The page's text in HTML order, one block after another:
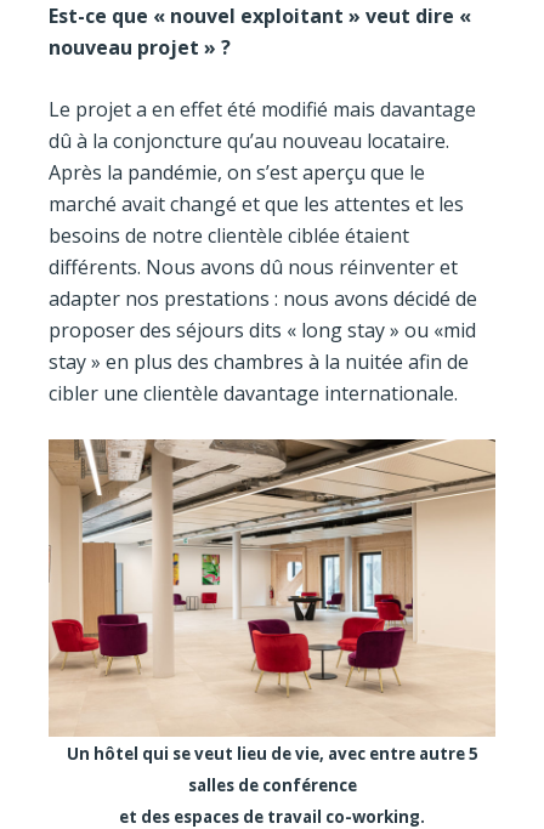
Est-ce que « nouvel exploitant » veut dire «
nouveau projet » ?
Le projet a en effet été modifié mais davantage
dû à la conjoncture qu’au nouveau locataire.
Après la pandémie, on s’est aperçu que le
marché avait changé et que les attentes et les
besoins de notre clientèle ciblée étaient
différents. Nous avons dû nous réinventer et
adapter nos prestations : nous avons décidé de
proposer des séjours dits « long stay » ou «mid
stay » en plus des chambres à la nuitée afin de
cibler une clientèle davantage internationale.
Un hôtel qui se veut lieu de vie, avec entre autre 5
salles de conférence
et des espaces de travail co-working.